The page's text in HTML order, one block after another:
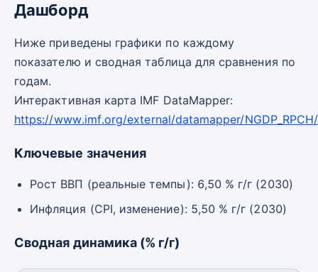
Дашборд
Ниже приведены графики по каждому
показателю и сводная таблица для сравнения по
годам.
Интерактивная карта IMF DataMapper:
https://www.imf.org/external/datamapper/
Ключевые значения
Рост ВВП (реальные темпы): 6,50 % г/г (2030)
Инфляция (CPI, изменение): 5,50 % г/г (2030)
Сводная динамика (% г/г)